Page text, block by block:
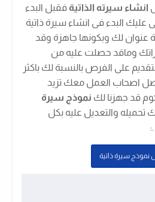
انشاء سيرته الذاتية فقبل البدء
عليك البدء فى انشاء سيرة ذاتية
عنوان لك وبكونها جاهزة وقد
وماقد حصلت عليه من
على الفرص بالنسبة لك باكثر
اصحاب العمل معك تزيد
قد جهزنا لك نموذج سيرة
تحميله والتعديل عليه بكل
:
نموذج سيرة ذاتية